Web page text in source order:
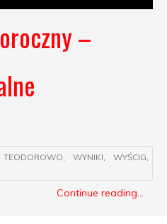
–
TEODOROWO, WYNIKI, WYŚCIG,
Continue reading...